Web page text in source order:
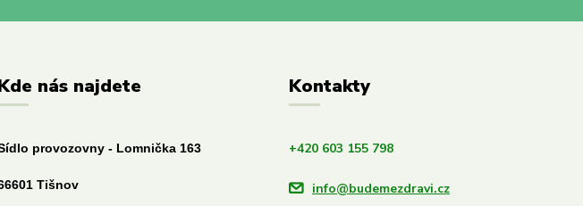
nás najdete
provozovny - Lomnička 163
Tišnov
Kontakty
+420 603 155 798
info@budemezdravi.cz